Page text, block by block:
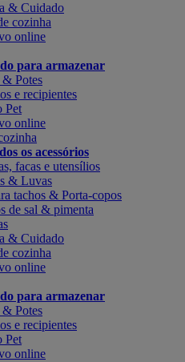
& Cuidado
cozinha
online
para armazenar
& Potes
e recipientes
Pet
online
os acessórios
facas e utensílios
& Luvas
tachos & Porta-copos
de sal & pimenta
& Cuidado
cozinha
online
para armazenar
& Potes
e recipientes
Pet
online